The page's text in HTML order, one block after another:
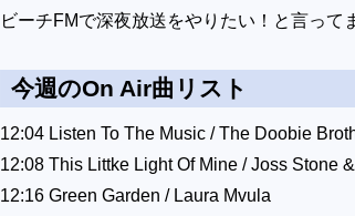
ビーチFMで深夜放送をやりたい！と言って
今週のOn Air曲リスト
12:04 Listen To The Music / The Doobie
12:08 This Littke Light Of Mine / Joss Stone
12:16 Green Garden / Laura Mvula